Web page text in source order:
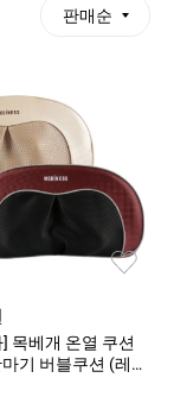
판매순
목베개 온열 쿠션
기 버블쿠션 (레
,블랙)